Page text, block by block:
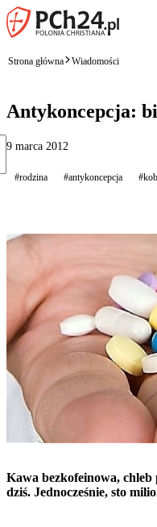
Strona główna Wiadomości
Antykoncepcja:
9 marca 2012
#rodzina #antykoncepcja
Kawa bezkofeinowa,
dziś. Jednocześnie, sto